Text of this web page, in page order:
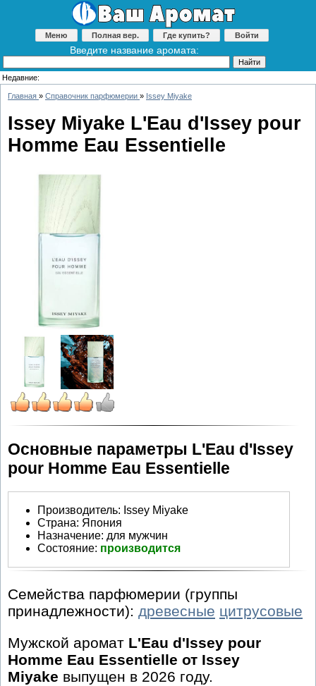
Меню Полная вер. Где купить? Войти
Введите название аромата:
Недавние:
Главная » Справочник парфюмерии » Issey Miyake
Issey Miyake L'Eau d'Issey pour
Homme Eau Essentielle
Основные параметры L'Eau d'Issey
pour Homme Eau Essentielle
Производитель: Issey Miyake
Страна: Япония
Назначение: для мужчин
Состояние: производится
Семейства парфюмерии (группы
принадлежности): древесные цитрусовые
Мужской аромат L'Eau d'Issey pour
Homme Eau Essentielle от Issey
Miyake выпущен в 2026 году.